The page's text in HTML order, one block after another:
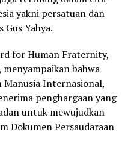
yakni persatuan dan
Gus Yahya.
for Human Fraternity,
bahwa
Manusia Internasional,
penghargaan yang
untuk mewujudkan
Dokumen Persaudaraan